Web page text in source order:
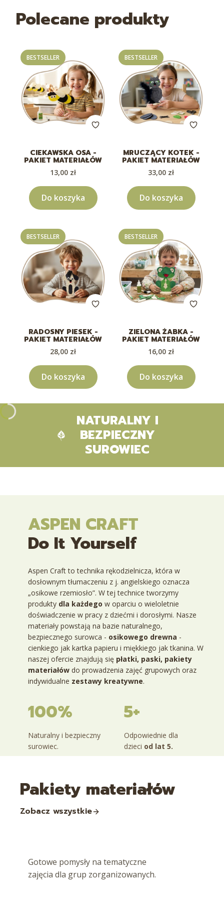
Polecane produkty
BESTSELLER
CIEKAWSKA OSA -
PAKIET MATERIAŁÓW
Cena
13,00 zł
Do koszyka
BESTSELLER
MRUCZĄCY KOTEK -
PAKIET MATERIAŁÓW
Cena
33,00 zł
Do koszyka
BESTSELLER
RADOSNY PIESEK -
PAKIET MATERIAŁÓW
Cena
28,00 zł
Do koszyka
BESTSELLER
ZIELONA ŻABKA -
PAKIET MATERIAŁÓW
Cena
16,00 zł
Do koszyka
NATURALNY I
BEZPIECZNY
SUROWIEC
ASPEN CRAFT
Do It Yourself
Aspen Craftto technika rękodzielnicza, która w
dosłownym tłumaczeniu z j. angielskiego oznacza
„osikowe rzemiosło”. W tej technice tworzymy
produkty dla każdego w oparciu o wieloletnie
doświadczenie w pracy z dziećmi i dorosłymi. Nasze
materiały powstają na bazie naturalnego,
bezpiecznego surowca - osikowego drewna -
cienkiego jak kartka papieru i miękkiego jak tkanina. W
naszej ofercie znajdują się płatki, paski, pakiety
materiałów do prowadzenia zajęć grupowych oraz
indywidualne zestawy kreatywne.
100%
Naturalny i bezpieczny
surowiec.
5+
Odpowiednie dla
dzieci od lat 5.
Pakiety materiałów
Zobacz wszystkie
Gotowe pomysły na tematyczne
zajęcia dla grup zorganizowanych.